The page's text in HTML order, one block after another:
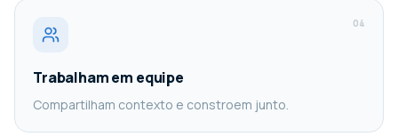
04
Trabalham em equipe
Compartilham contexto e constroem junto.